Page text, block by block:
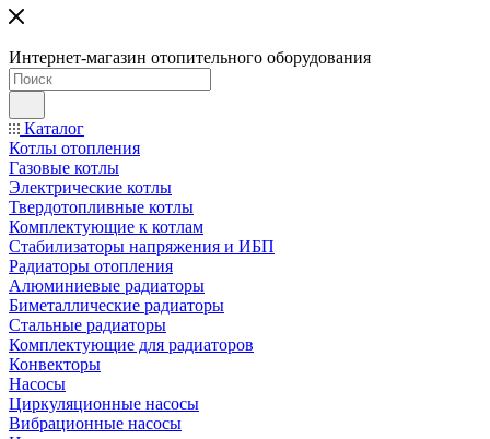
Интернет-магазин отопительного оборудования
Каталог
Котлы отопления
Газовые котлы
Электрические котлы
Твердотопливные котлы
Комплектующие к котлам
Стабилизаторы напряжения и ИБП
Радиаторы отопления
Алюминиевые радиаторы
Биметаллические радиаторы
Стальные радиаторы
Комплектующие для радиаторов
Конвекторы
Насосы
Циркуляционные насосы
Вибрационные насосы